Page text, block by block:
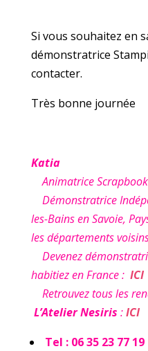
Si vous souhaitez en
démonstratrice
contacter.
Très bonne journée
Katia
Animatrice
Démonstratrice
les-Bains en Savoie,
les départements
Devenez
habitiez en France : ICI
Retrouvez tous les
L’Atelier Nesiris :ICI
Tel : 06 35 23 77 19